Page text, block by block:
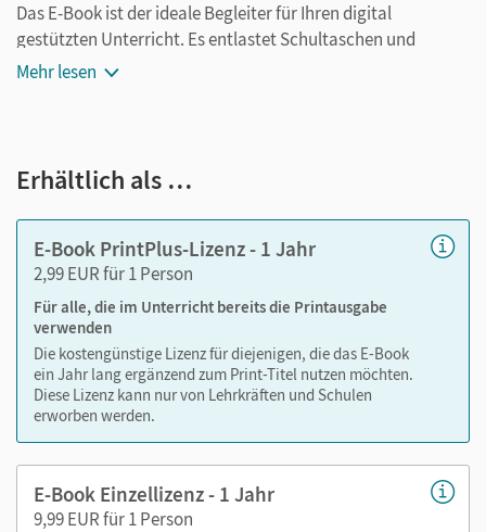
Das E-Book ist der ideale Begleiter für Ihren digital
gestützten Unterricht. Es entlastet Schultaschen und
Rucksäcke und ist jederzeit unkompliziert verfügbar.
Notizen erstellen
Markierungen setzen
Text ergänzen
Lesezeichen hinzufügen
im Text suchen
zoomen
Die Medien sind wichtige Bestandteile dieses E-Books. Sie
sind seitengenau platziert, damit Sie und Ihre Schüler/-innen
jederzeit unkompliziert darauf zugreifen können. So
gestalten Sie das Lehren und Lernen zeitsparend und
abwechslungsreich. Kein Medienwechsel! Kein
zeitaufwendiges Suchen!
Mehr lesen
Erhältlich als …
E-Book PrintPlus-Lizenz - 1 Jahr
2,99 EUR für 1 Person
Für alle, die im Unterricht bereits die Printausgabe
verwenden
Die kostengünstige Lizenz für diejenigen, die das E-Book
ein Jahr lang ergänzend zum Print-Titel nutzen möchten.
Diese Lizenz kann nur von Lehrkräften und Schulen
erworben werden.
E-Book Einzellizenz - 1 Jahr
9,99 EUR für 1 Person